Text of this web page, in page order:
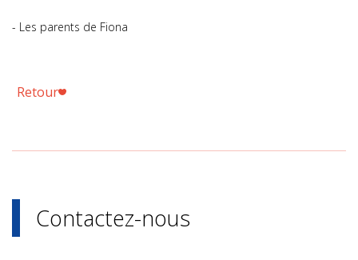
- Les parents de Fiona
Retour
Contactez-nous